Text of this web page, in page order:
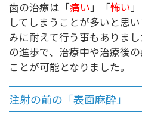
歯の治療は「痛い」「怖い
してしまうことが多いと思
みに耐えて行う事もありま
の進歩で、治療中や治療後
ことが可能となりました。
注射の前の「表面麻酔」